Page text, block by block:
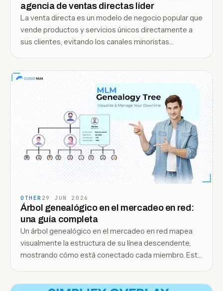
agencia de ventas directas líder
La venta directa es un modelo de negocio popular que
vende productos y servicios únicos directamente a
sus clientes, evitando los canales minoristas
OTHER 29 JUN 2026
Árbol genealógico en el mercadeo en red:
una guía completa
Un árbol genealógico en el mercadeo en red mapea
visualmente la estructura de su línea descendente,
mostrando cómo está conectado cada miembro. Este